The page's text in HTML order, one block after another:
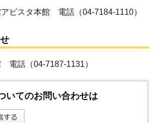
ビスタ本館 電話（04-7184-1110）
電話（04-7187-1131）
いてのお問い合わせは